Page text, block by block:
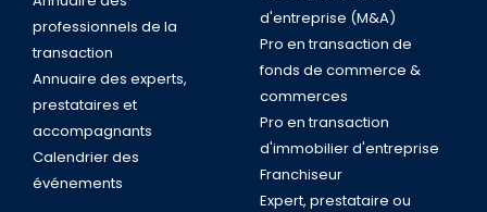
professionnels de la
transaction
Annuaire des experts,
prestataires et
accompagnants
Calendrier des
événements
d'entreprise (M&A)
Pro en transaction de
fonds de commerce &
commerces
Pro en transaction
d'immobilier d'entreprise
Franchiseur
Expert, prestataire ou